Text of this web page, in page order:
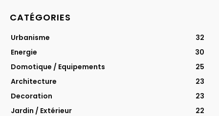
CATÉGORIES
Urbanisme
32
Energie
30
Domotique / Equipements
25
Architecture
23
Decoration
23
Jardin / Extérieur
22